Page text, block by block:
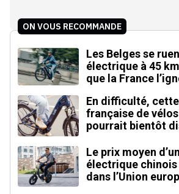
ON VOUS RECOMMANDE
Les Belges se
électrique à 45
que la France
En difficulté,
française de
pourrait bientôt
Le prix moyen
électrique chinois
dans l’Union